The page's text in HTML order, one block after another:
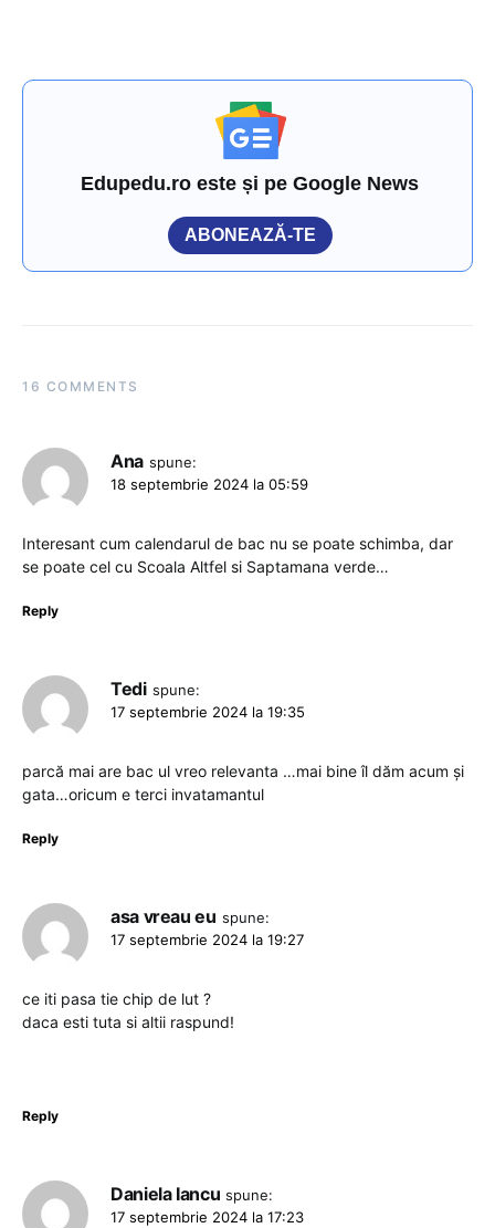
Edupedu.ro este și pe Google News
ABONEAZĂ-TE
16 COMMENTS
Ana spune:
18 septembrie 2024 la 05:59
Interesant cum calendarul de bac nu se poate schimba, dar
se poate cel cu Scoala Altfel si Saptamana verde…
Reply
Tedi spune:
17 septembrie 2024 la 19:35
parcă mai are bac ul vreo relevanta …mai bine îl dăm acum și
gata…oricum e terci invatamantul
Reply
asa vreau eu spune:
17 septembrie 2024 la 19:27
ce iti pasa tie chip de lut ?
daca esti tuta si altii raspund!
Reply
Daniela Iancu spune:
17 septembrie 2024 la 17:23